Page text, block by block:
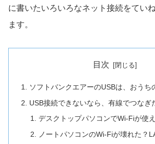
に書いたいろいろなネット接続をてい
ます。
目次
ソフトバンクエアーのUSBは、おうち
USB接続できないなら、有線でつなぎ
デスクトップパソコンでWi-Fiが使
ノートパソコンのWi-Fiが壊れた？